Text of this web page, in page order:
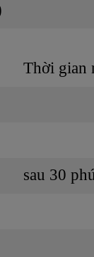
Thời gian
sau 30